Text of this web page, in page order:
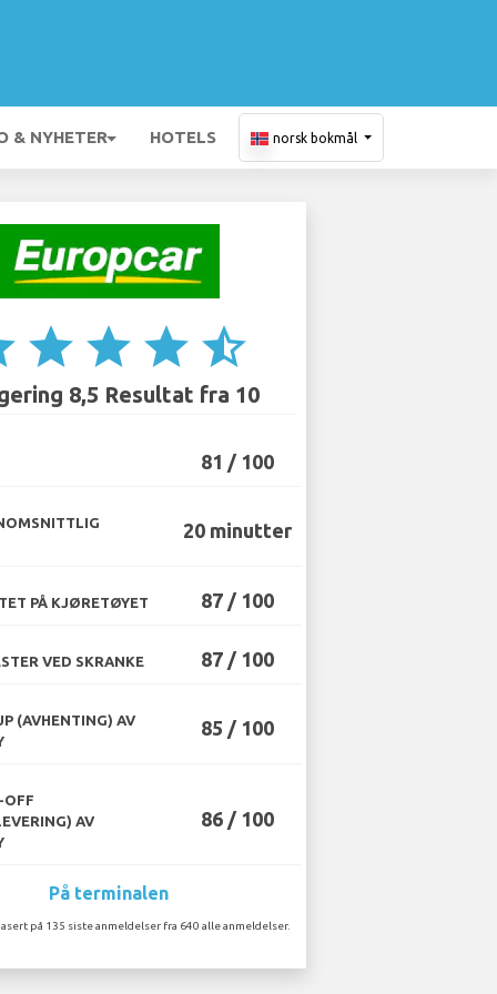
& NYHETER HOTELS norsk bokmål
star star star star_half
8,5 Resultat fra 10
81 / 100
20 minutter
PÅ KJØRETØYET 87 / 100
VED SKRANKE 87 / 100
(AVHENTING) AV
85 / 100
OFF
AV
86 / 100
På terminalen
på 135 siste anmeldelser fra 640 alle anmeldelser.